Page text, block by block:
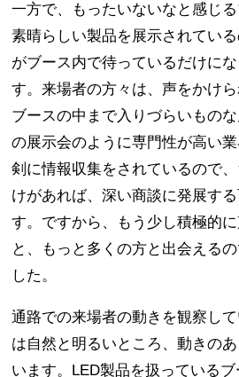
一方で、もったいないなと感じる
素晴らしい製品を展示されてい
がブース内で待っているだけに
す。来場者の方々は、声をかけ
ブースの中まで入りづらいもの
の展示会のように専門性が高い
剣に情報収集をされているので
けがあれば、深い商談に発展す
す。ですから、もう少し積極的
と、もっと多くの方と出会える
した。
通路での来場者の動きを観察し
は自然と明るいところ、動きの
います。LED製品を扱っている